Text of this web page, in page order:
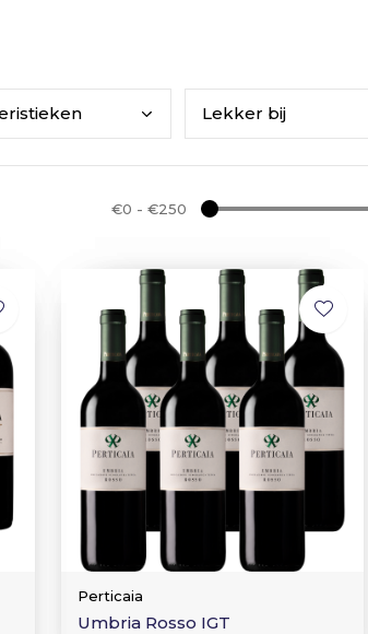
Lekker bij
€0 - €250
Perticaia
Umbria Rosso IGT